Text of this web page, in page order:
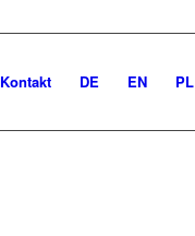
Kontakt DE EN PL